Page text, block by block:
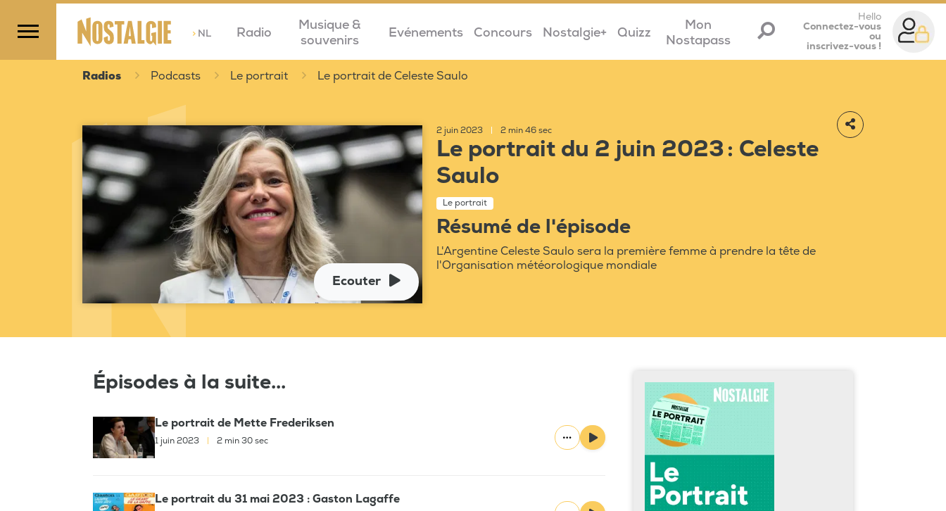
>NL Radio
Musique &
souvenirs
Evénements Concours Nostalgie+ Quizz
Mon
Nostapass
Hello
Connectez-vous
ou
inscrivez-vous !
Radios Podcasts Le portrait Le portrait de Celeste Saulo
Ecouter
2 juin 2023 2 min 46 sec
Le portrait du 2 juin 2023 : Celeste
Saulo
Le portrait
Résumé de l'épisode
L'Argentine Celeste Saulo sera la première femme à prendre la tête de
l'Organisation météorologique mondiale
Épisodes à la suite...
Le portrait de Mette Frederiksen
1 juin 2023 2 min 30 sec
Le portrait du 31 mai 2023 : Gaston Lagaffe